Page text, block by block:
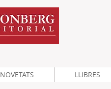
NOVETATS LLIBRES